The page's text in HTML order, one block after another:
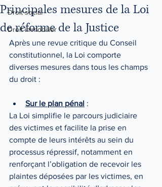
Droit social
Droit immobilier
Principales mesures de la Loi
de réforme de la Justice
Après une revue critique du Conseil
constitutionnel, la Loi comporte
diverses mesures dans tous les champs
du droit :
Sur le plan pénal :
La Loi simplifie le parcours judiciaire
des victimes et facilite la prise en
compte de leurs intérêts au sein du
processus répressif, notamment en
renforçant l’obligation de recevoir les
plaintes déposées par les victimes, en